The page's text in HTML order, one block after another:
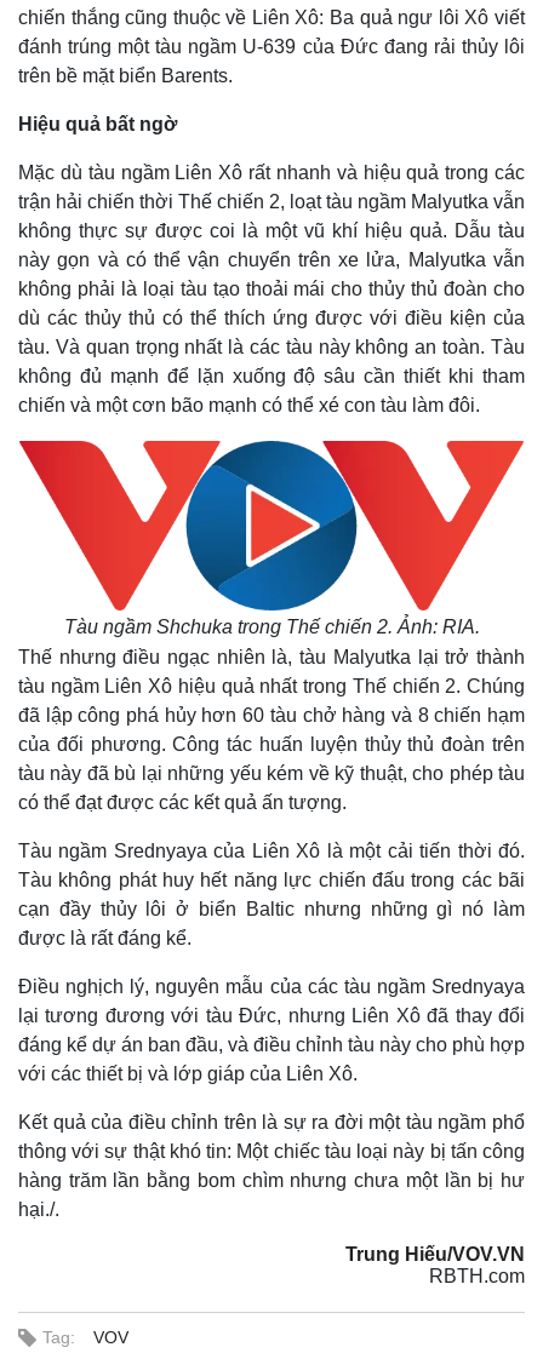
Kinh tế
Bất động sản
Khởi nghiệp
Thị trường
Giá vàng
Tiêu dùng
Chứng khoán
Giá cà phê
chiến thắng cũng thuộc về Liên Xô: Ba quả ngư lôi Xô viết
đánh trúng một tàu ngầm U-639 của Đức đang rải thủy lôi
trên bề mặt biển Barents.
Hiệu quả bất ngờ
Mặc dù tàu ngầm Liên Xô rất nhanh và hiệu quả trong các
trận hải chiến thời Thế chiến 2, loạt tàu ngầm Malyutka vẫn
không thực sự được coi là một vũ khí hiệu quả. Dẫu tàu
này gọn và có thể vận chuyển trên xe lửa, Malyutka vẫn
không phải là loại tàu tạo thoải mái cho thủy thủ đoàn cho
dù các thủy thủ có thể thích ứng được với điều kiện của
tàu. Và quan trọng nhất là các tàu này không an toàn. Tàu
không đủ mạnh để lặn xuống độ sâu cần thiết khi tham
chiến và một cơn bão mạnh có thể xé con tàu làm đôi.
Tàu ngầm Shchuka trong Thế chiến 2. Ảnh: RIA.
Thế nhưng điều ngạc nhiên là, tàu Malyutka lại trở thành
tàu ngầm Liên Xô hiệu quả nhất trong Thế chiến 2. Chúng
đã lập công phá hủy hơn 60 tàu chở hàng và 8 chiến hạm
của đối phương. Công tác huấn luyện thủy thủ đoàn trên
tàu này đã bù lại những yếu kém về kỹ thuật, cho phép tàu
có thể đạt được các kết quả ấn tượng.
Tàu ngầm Srednyaya của Liên Xô là một cải tiến thời đó.
Tàu không phát huy hết năng lực chiến đấu trong các bãi
cạn đầy thủy lôi ở biển Baltic nhưng những gì nó làm
được là rất đáng kể.
Điều nghịch lý, nguyên mẫu của các tàu ngầm Srednyaya
lại tương đương với tàu Đức, nhưng Liên Xô đã thay đổi
đáng kể dự án ban đầu, và điều chỉnh tàu này cho phù hợp
với các thiết bị và lớp giáp của Liên Xô.
Kết quả của điều chỉnh trên là sự ra đời một tàu ngầm phổ
thông với sự thật khó tin: Một chiếc tàu loại này bị tấn công
hàng trăm lần bằng bom chìm nhưng chưa một lần bị hư
hại./.
Trung Hiếu/VOV.VN
RBTH.com
Tag: VOV